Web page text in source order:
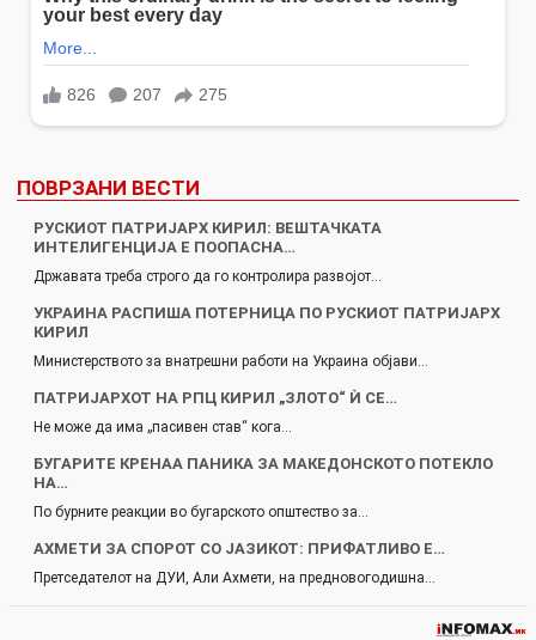
ПОВРЗАНИ ВЕСТИ
РУСКИОТ ПАТРИЈАРХ КИРИЛ: ВЕШТАЧКАТА
ИНТЕЛИГЕНЦИЈА Е ПООПАСНА…
Државата треба строго да го контролира развојот…
УКРАИНА РАСПИША ПОТЕРНИЦА ПО РУСКИОТ ПАТРИЈАРХ
КИРИЛ
Министерството за внатрешни работи на Украина објави…
ПАТРИЈАРХОТ НА РПЦ КИРИЛ „ЗЛОТО“ Ѝ СЕ…
Не може да има „пасивен став“ кога…
БУГАРИТЕ КРЕНАА ПАНИКА ЗА МАКЕДОНСКОТО ПОТЕКЛО
НА…
По бурните реакции во бугарското општество за…
АХМЕТИ ЗА СПОРОТ СО ЈАЗИКОТ: ПРИФАТЛИВО Е…
Претседателот на ДУИ, Али Ахмети, на предновогодишна…